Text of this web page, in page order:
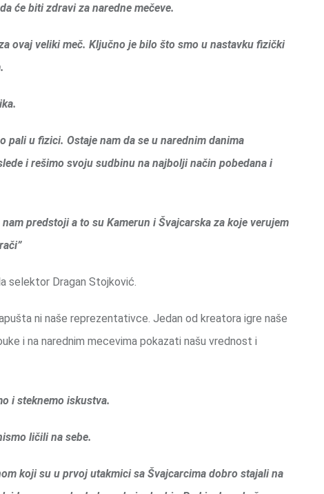
će biti zdravi za naredne mečeve.
ovaj veliki meč. Ključno je bilo što smo u nastavku fizički
u fizici. Ostaje nam da se u narednim danima
i rešimo svoju sudbinu na najbolji način pobedana i
predstoji a to su Kamerun i Švajcarska za koje verujem
selektor Dragan Stojković.
ni naše reprezentativce. Jedan od kreatora igre naše
i na narednim mecevima pokazati našu vrednost i
i steknemo iskustva.
ličili na sebe.
koji su u prvoj utakmici sa Švajcarcima dobro stajali na